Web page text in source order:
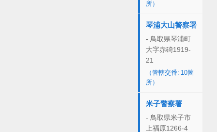
所）
琴浦大山警察署
- 鳥取県琴浦町
大字赤碕1919-
21
（管轄交番: 10箇
所）
米子警察署
- 鳥取県米子市
上福原1266-4